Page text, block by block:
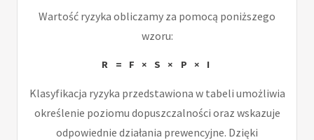
Wartość ryzyka obliczamy za pomocą poniższego
wzoru:
R = F × S × P × I
Klasyfikacja ryzyka przedstawiona w tabeli umożliwia
określenie poziomu dopuszczalności oraz wskazuje
odpowiednie działania prewencyjne. Dzięki